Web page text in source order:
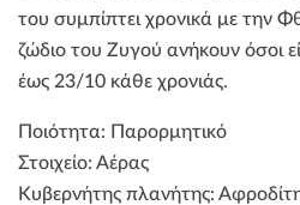
του συμπίπτει χρονικά με την
ζώδιο του Ζυγού ανήκουν όσοι
έως 23/10 κάθε χρονιάς.
Ποιότητα: Παρορμητικό
Στοιχείο: Αέρας
Κυβερνήτης πλανήτης: